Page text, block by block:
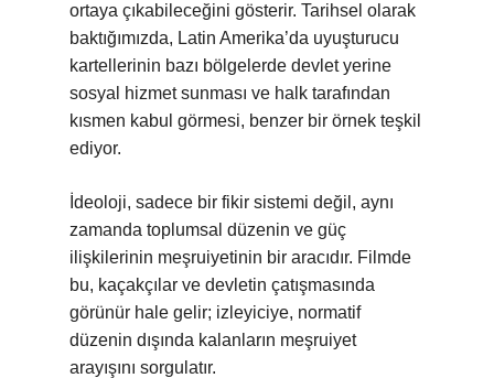
ortaya çıkabileceğini gösterir. Tarihsel olarak
baktığımızda, Latin Amerika’da uyuşturucu
kartellerinin bazı bölgelerde devlet yerine
sosyal hizmet sunması ve halk tarafından
kısmen kabul görmesi, benzer bir örnek teşkil
ediyor.
İdeoloji, sadece bir fikir sistemi değil, aynı
zamanda toplumsal düzenin ve güç
ilişkilerinin meşruiyetinin bir aracıdır. Filmde
bu, kaçakçılar ve devletin çatışmasında
görünür hale gelir; izleyiciye, normatif
düzenin dışında kalanların meşruiyet
arayışını sorgulatır.